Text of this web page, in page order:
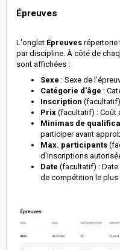
Épreuves
L'onglet Épreuves répertorie
par discipline. À côté de
sont affichées :
Sexe : Sexe de
Catégorie d'âge :
Inscription
Prix (facultatif) : Coût
Minimas de
participer avant
Max. participants
d'inscriptions
Date (facultatif) : Date
de compétition le plus